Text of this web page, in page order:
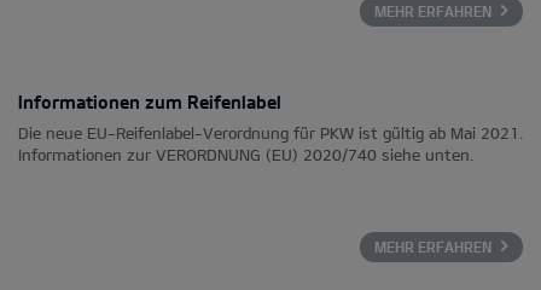
MEHR ERFAHREN
Informationen zum Reifenlabel
Die neue EU-Reifenlabel-Verordnung für PKW ist gültig ab Mai 2021.
Informationen zur VERORDNUNG (EU) 2020/740 siehe unten.
MEHR ERFAHREN